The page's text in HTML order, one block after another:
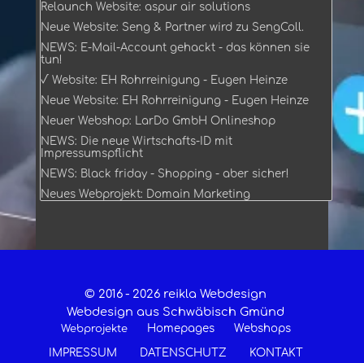
Relaunch Website: aspur air solutions
Neue Website: Seng & Partner wird zu SengColl.
NEWS: E-Mail-Account gehackt - das können sie
tun!
√ Website: EH Rohrreinigung - Eugen Heinze
Neue Website: EH Rohrreinigung - Eugen Heinze
Neuer Webshop: LarDo GmbH Onlineshop
NEWS: Die neue Wirtschafts-ID mit
Impressumspflicht
NEWS: Black friday - Shopping - aber sicher!
Neues Webprojekt: Domain Marketing
© 2016 - 2026 reikla Webdesign
Webdesign aus Schwäbisch Gmünd
Webprojekte Homepages
Webshops
IMPRESSUM
DATENSCHUTZ KONTAKT